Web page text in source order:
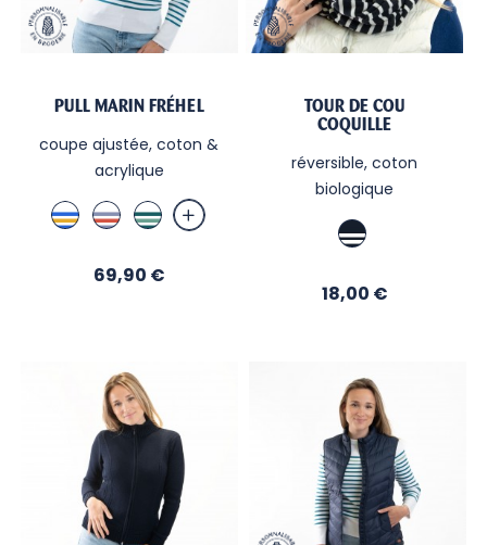
PULL MARIN FRÉHEL
coupe ajustée, coton &
acrylique
Blanc
/
Blanc
/
/
Blanc
/
/
Prix
69,90 €
TOUR DE COU
COQUILLE
réversible, coton
biologique
Marine
/
/
Prix
18,00 €